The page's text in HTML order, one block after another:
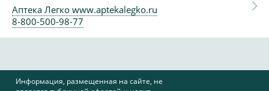
Аптека Легко www.aptekalegko.ru
8-800-500-98-77
Информация, размещенная на сайте, не